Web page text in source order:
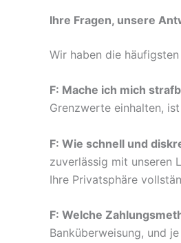
Ihre Fragen, unsere
Wir haben die
F: Mache ich mich
Grenzwerte einhalten,
F: Wie schnell und
zuverlässig mit unseren
Ihre Privatsphäre
F: Welche
Banküberweisung, und